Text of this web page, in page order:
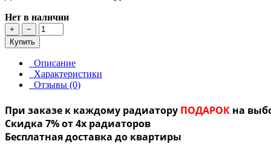
Нет в наличии
+
−
Купить
Описание
Характеристики
Отзывы (0)
При заказе к каждому радиатору ПОДАРОК на
Скидка 7% от 4х радиаторов
Бесплатная доставка до квартиры